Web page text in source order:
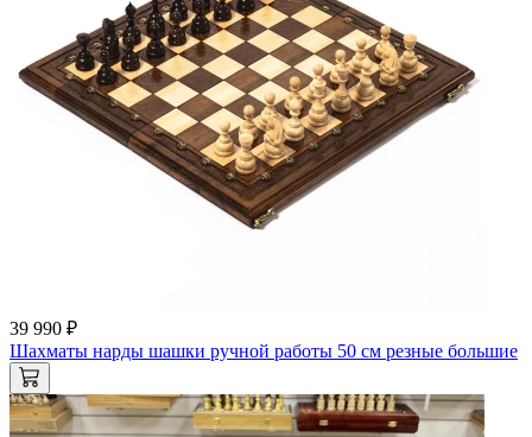
39 990 ₽
Шахматы нарды шашки ручной работы 50 см резные большие